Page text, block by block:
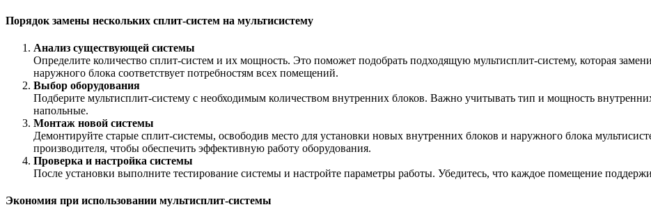
Порядок замены нескольких сплит-систем на мультисистему
Анализ существующей системы
Определите количество сплит-систем и их мощность. Это поможет подобрать подходящую мультисплит-систему, которая
наружного блока соответствует потребностям всех помещений.
Выбор оборудования
Подберите мультисплит-систему с необходимым количеством внутренних блоков. Важно учитывать тип и мощность
напольные.
Монтаж новой системы
Демонтируйте старые сплит-системы, освободив место для установки новых внутренних блоков и наружного блока
производителя, чтобы обеспечить эффективную работу оборудования.
Проверка и настройка системы
После установки выполните тестирование системы и настройте параметры работы. Убедитесь, что каждое помещение
Экономия при использовании мультисплит-системы